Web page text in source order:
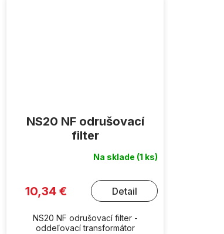
NS20 NF odrušovací
filter
Na sklade (1 ks)
10,34 € Detail
NS20 NF odrušovací filter -
oddeľovací transformátor